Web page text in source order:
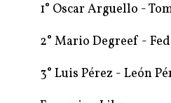
1° Oscar Arguello -
2° Mario Degreef -
3° Luis Pérez - León